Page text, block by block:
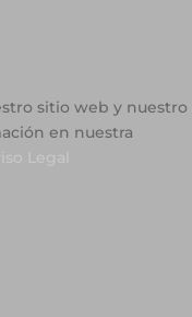
sitio web y nuestro
en nuestra